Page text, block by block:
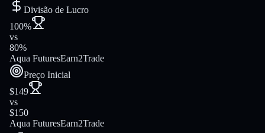
Divisão de Lucro
100%
vs
80%
Aqua FuturesEarn2Trade
Preço Inicial
$149
vs
$150
Aqua FuturesEarn2Trade